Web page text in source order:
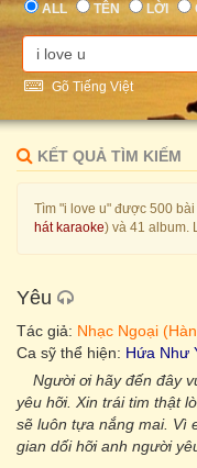
ALL TÊN LỜI
Gõ Tiếng Việt
KẾT QUẢ TÌM KIẾM
Tìm "i love u" được 500 bài
hát karaoke) và 41 album.
Yêu
Tác giả: Nhạc Ngoại
Ca sỹ thể hiện: Hứa Như
Người ơi hãy đến đây
yêu hỡi. Xin trái tim thật
sẽ luôn tựa nắng mai. Vì
gian dối hỡi anh người